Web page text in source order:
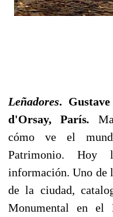
Leñadores.
d'Orsay, París.
cómo ve el
Patrimonio. Hoy
información. Uno de
de la ciudad,
Monumental en el